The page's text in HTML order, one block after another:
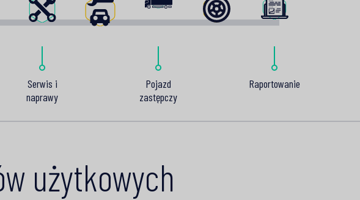
Serwis i
naprawy
Pojazd
zastępczy
Raportowanie
użytkowych